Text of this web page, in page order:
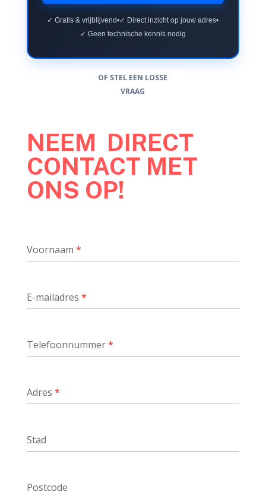
✓ Gratis & vrijblijvend•✓ Direct inzicht op jouw adres•
✓ Geen technische kennis nodig
OF STEL EEN LOSSE
VRAAG
NEEM DIRECT
CONTACT MET
ONS OP!
Voornaam *
E-mailadres *
Telefoonnummer*
Adres *
Stad
Postcode